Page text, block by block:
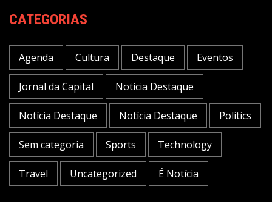
CATEGORIAS
Agenda Cultura Destaque Eventos
Jornal da Capital Notícia Destaque
Notícia Destaque Notícia Destaque Politics
Sem categoria Sports Technology
Travel Uncategorized É Notícia